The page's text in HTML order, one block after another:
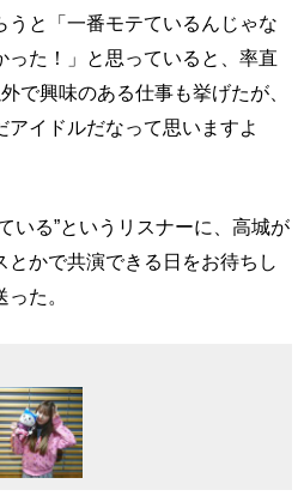
うと「一番モテているんじゃな
った！」と思っていると、率直
で興味のある仕事も挙げたが、
イドルだなって思いますよ
いる”というリスナーに、高城が
とかで共演できる日をお待ちし
た。